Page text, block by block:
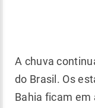
A chuva
do Brasil. Os
Bahia ficam